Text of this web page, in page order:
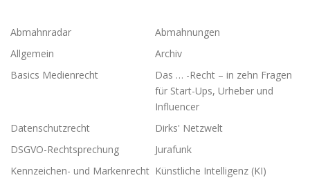
Abmahnradar
Abmahnungen
Allgemein
Archiv
Basics Medienrecht
Das … -Recht – in zehn Fragen
für Start-Ups, Urheber und
Influencer
Datenschutzrecht
Dirks' Netzwelt
DSGVO-Rechtsprechung
Jurafunk
Kennzeichen- und Markenrecht Künstliche Intelligenz (KI)